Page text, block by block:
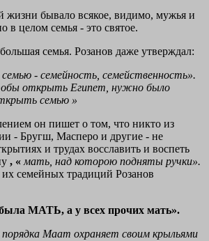
жизни бывало всякое, видимо, мужья и
в целом семья - это святое.
семья. Розанов даже утверждал:
- семейность, семейственность».
открыть Египет, нужно было
семью »
он пишет о том, что никто из
- Бругш, Масперо и другие - не
и трудах восславить и воспеть
, « мать, над которою подняты ручки».
семейных традиций Розанов
МАТЬ, а у всех прочих мать».
порядка Маат охраняет своим крыльями